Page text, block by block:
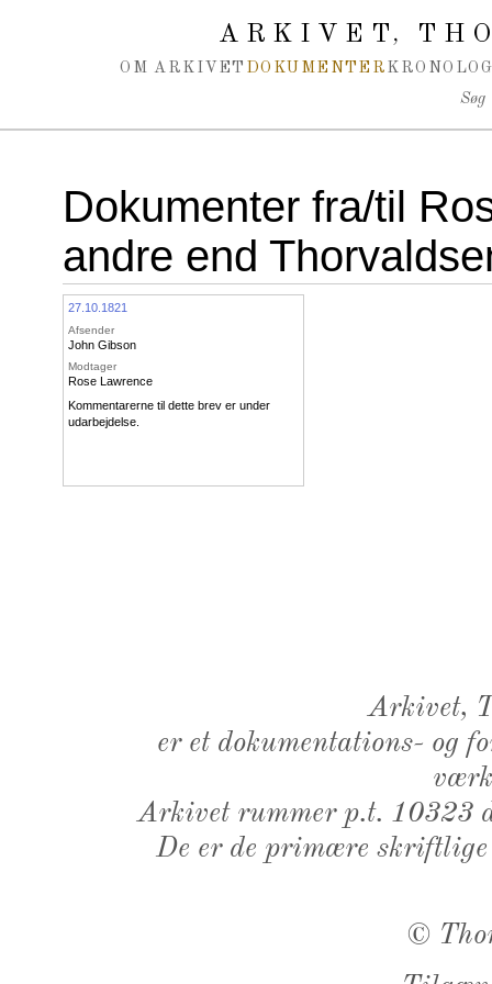
ARKIVET,
OM ARKIVET DOKUMENTER
Søg
Dokumenter fra/til
andre end
27.10.1821
Afsender
John Gibson
Modtager
Rose Lawrence
Kommentarerne til dette brev er under
udarbejdelse.
Arkivet,
er et dokumentations- og
Arkivet rummer p.t. 10323
De er de primære
©